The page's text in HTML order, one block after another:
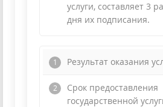
услуги, составляет 3
дня их подписания.
Результат оказания
Срок предоставления
государственной